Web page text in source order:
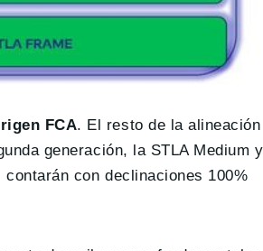
FCA. El resto de la alineación
generación, la STLA Medium y
con declinaciones 100%